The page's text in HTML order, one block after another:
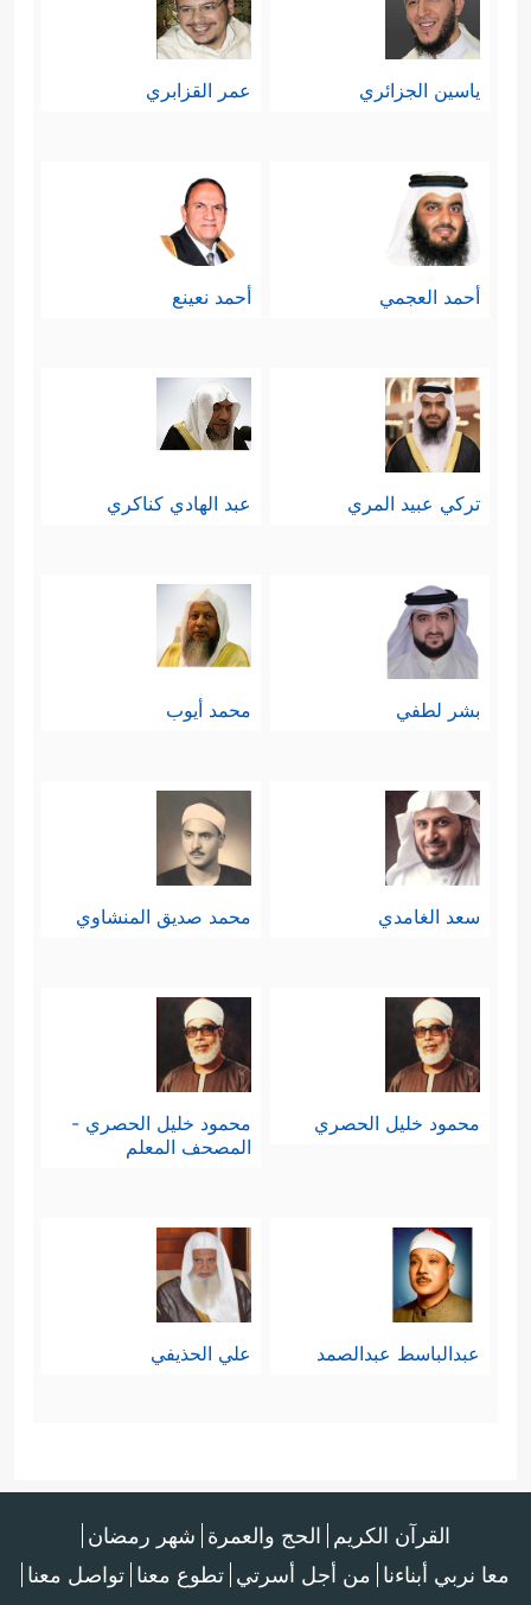
ياسين الجزائري عمر القزابري
أحمد العجمي أحمد نعينع
تركي عبيد المري عبد الهادي كناكري
بشر لطفي محمد أيوب
سعد الغامدي محمد صديق المنشاوي
محمود خليل الحصري
محمود خليل الحصري -
المصحف المعلم
عبدالباسط عبدالصمد علي الحذيفي
القرآن الكريم الحج والعمرة شهر رمضان
معا نربي أبناءنا من أجل أسرتي تطوع معنا تواصل معنا